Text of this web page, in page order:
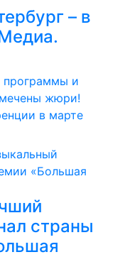
– в
программы и
жюри!
в марте
страны